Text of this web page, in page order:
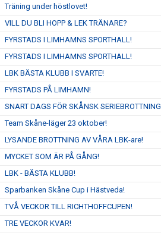
Träning under höstlovet!
VILL DU BLI HOPP & LEK TRÄNARE?
FYRSTADS I LIMHAMNS SPORTHALL!
FYRSTADS I LIMHAMNS SPORTHALL!
LBK BÄSTA KLUBB I SVARTE!
FYRSTADS PÅ LIMHAMN!
SNART DAGS FÖR SKÅNSK SERIEBROTTNING
Team Skåne-läger 23 oktober!
LYSANDE BROTTNING AV VÅRA LBK-are!
MYCKET SOM ÄR PÅ GÅNG!
LBK - BÄSTA KLUBB!
Sparbanken Skåne Cup i Hästveda!
TVÅ VECKOR TILL RICHTHOFFCUPEN!
TRE VECKOR KVAR!